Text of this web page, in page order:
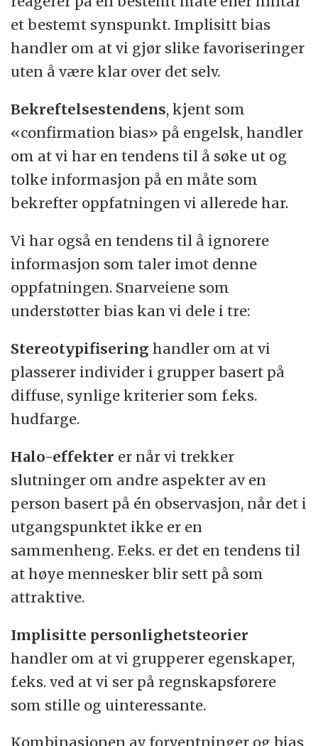
et bestemt synspunkt. Implisitt bias
handler om at vi gjør slike favoriseringer
uten å være klar over det selv.
Bekreftelsestendens, kjent som
«confirmation bias» på engelsk, handler
om at vi har en tendens til å søke ut og
tolke informasjon på en måte som
bekrefter oppfatningen vi allerede har.
Vi har også en tendens til å ignorere
informasjon som taler imot denne
oppfatningen. Snarveiene som
understøtter bias kan vi dele i tre:
Stereotypifisering handler om at vi
plasserer individer i grupper basert på
diffuse, synlige kriterier som f.eks.
hudfarge.
Halo-effekter er når vi trekker
slutninger om andre aspekter av en
person basert på én observasjon, når det i
utgangspunktet ikke er en
sammenheng. F.eks. er det en tendens til
at høye mennesker blir sett på som
attraktive.
Implisitte personlighetsteorier
handler om at vi grupperer egenskaper,
f.eks. ved at vi ser på regnskapsførere
som stille og uinteressante.
Kombinasjonen av forventninger og bias